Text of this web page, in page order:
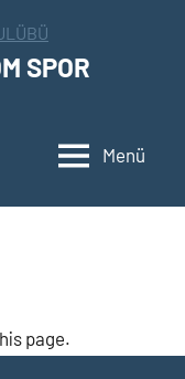
SPOR
Menü
page.